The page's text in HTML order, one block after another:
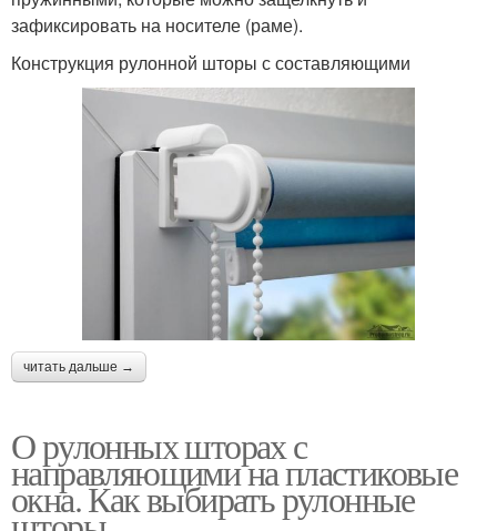
зафиксировать на носителе (раме).
Конструкция рулонной шторы с составляющими
читать дальше →
О рулонных шторах с
направляющими на пластиковые
окна. Как выбирать рулонные